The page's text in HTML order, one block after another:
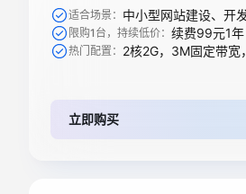
适合场景： 中小型网站建设、开
限购1台，持续低价： 续费99元1年
热门配置：
立即购买